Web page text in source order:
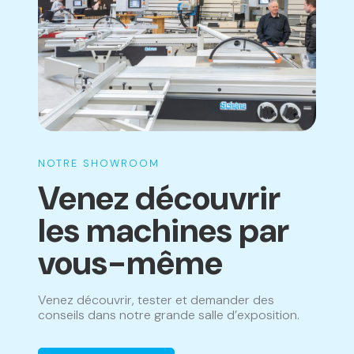
NOTRE SHOWROOM
Venez découvrir
les machines par
vous-même
Venez découvrir, tester et demander des
conseils dans notre grande salle d’exposition.